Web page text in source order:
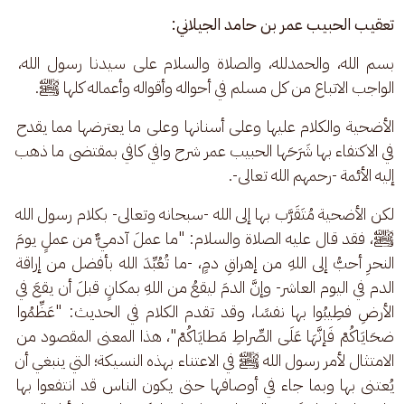
تعقيب الحبيب عمر بن حامد الجيلاني:
بسم الله، والحمدلله، والصلاة والسلام على سيدنا رسول الله،
الواجب الاتباع من كل مسلم في أحواله وأقواله وأعماله كلها ﷺ.
الأضحية والكلام عليها وعلى أسنانها وعلى ما يعترضها مما يقدح
في الاكتفاء بها شَرَحَها الحبيب عمر شرح وافي كافي بمقتضى ما ذهب
إليه الأئمة -رحمهم الله تعالى-.
لكن الأضحية مُتَقَرَّب بها إلى الله -سبحانه وتعالى- بكلام رسول الله
ﷺ، فقد قال عليه الصلاة والسلام: "ما عملَ آدميٌّ من عملٍ يومَ
النحرِ أحبُّ إلى اللهِ من إهراقِ دمٍ، -ما تُعُبِّدَ الله بأفضل من إراقة
الدم في اليوم العاشر- وإنَّ الدمَ ليقعُ من اللهِ بمكانٍ قبلَ أن يقعَ في
الأرضِ فطِيبُوا بها نفسًا، وقد تقدم الكلام في الحديث: "عَظِّمُوا
ضحَايَاكُمْ فَإنَّهَا عَلَى الصِّراطِ مَطايَاكُمْ"، هذا المعنى المقصود من
الامتثال لأمر رسول الله ﷺ في الاعتناء بهذه النسيكة؛ التي ينبغي أن
يُعتنى بها وبما جاء في أوصافها حتى يكون الناس قد انتفعوا بها